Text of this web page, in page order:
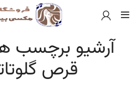
آرشیو برچسب
قرص